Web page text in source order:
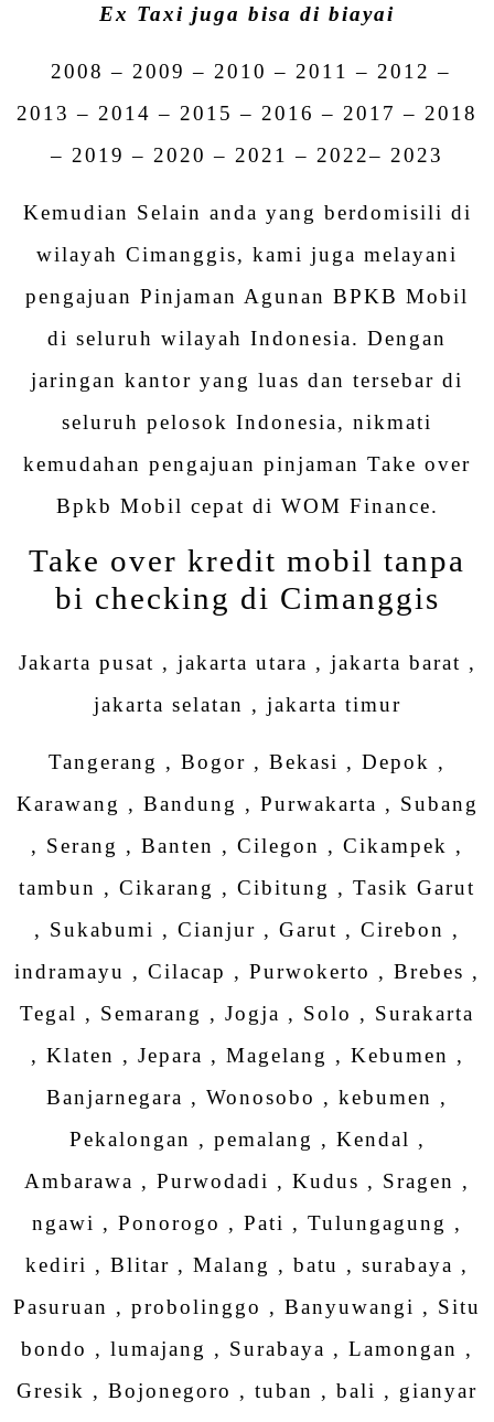
Ex Taxi juga bisa di biayai
2008 – 2009 – 2010 – 2011 – 2012 –
2013 – 2014 – 2015 – 2016 – 2017 – 2018
– 2019 – 2020 – 2021 – 2022– 2023
Kemudian Selain anda yang berdomisili di
wilayah Cimanggis, kami juga melayani
pengajuan Pinjaman Agunan BPKB Mobil
di seluruh wilayah Indonesia. Dengan
jaringan kantor yang luas dan tersebar di
seluruh pelosok Indonesia, nikmati
kemudahan pengajuan pinjaman Take over
Bpkb Mobil cepat di WOM Finance.
Take over kredit mobil tanpa
bi checking di Cimanggis
Jakarta pusat , jakarta utara , jakarta barat ,
jakarta selatan , jakarta timur
Tangerang , Bogor , Bekasi , Depok ,
Karawang , Bandung , Purwakarta , Subang
, Serang , Banten , Cilegon , Cikampek ,
tambun , Cikarang , Cibitung , Tasik Garut
, Sukabumi , Cianjur , Garut , Cirebon ,
indramayu , Cilacap , Purwokerto , Brebes ,
Tegal , Semarang , Jogja , Solo , Surakarta
, Klaten , Jepara , Magelang , Kebumen ,
Banjarnegara , Wonosobo , kebumen ,
Pekalongan , pemalang , Kendal ,
Ambarawa , Purwodadi , Kudus , Sragen ,
ngawi , Ponorogo , Pati , Tulungagung ,
kediri , Blitar , Malang , batu , surabaya ,
Pasuruan , probolinggo , Banyuwangi , Situ
bondo , lumajang , Surabaya , Lamongan ,
Gresik , Bojonegoro , tuban , bali , gianyar